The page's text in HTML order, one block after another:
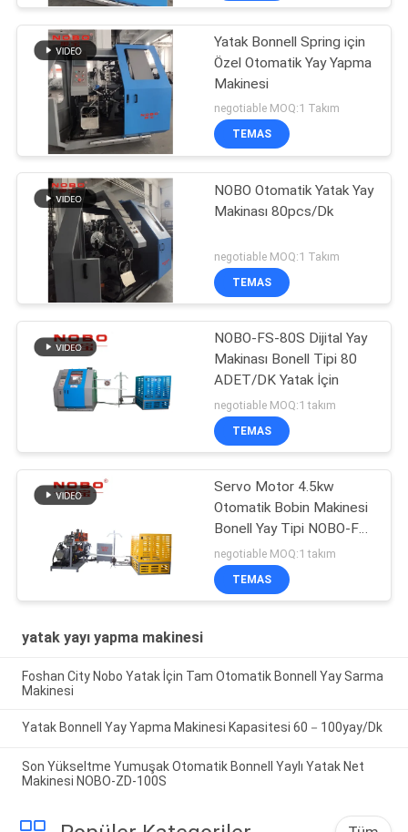
Yatak Bonnell Spring için
Özel Otomatik Yay Yapma
Makinesi
negotiable MOQ:1 Takım
TEMAS
NOBO Otomatik Yatak Yay
Makinası 80pcs/Dk
negotiable MOQ:1 Takım
TEMAS
NOBO-FS-80S Dijital Yay
Makinası Bonell Tipi 80
ADET/DK Yatak İçin
negotiable MOQ:1 takım
TEMAS
Servo Motor 4.5kw
Otomatik Bobin Makinesi
Bonell Yay Tipi NOBO-FS-
65
negotiable MOQ:1 takım
TEMAS
yatak yayı yapma makinesi
Foshan City Nobo Yatak İçin Tam Otomatik Bonnell Yay Sarma
Makinesi
Yatak Bonnell Yay Yapma Makinesi Kapasitesi 60－100yay/Dk
Son Yükseltme Yumuşak Otomatik Bonnell Yaylı Yatak Net
Makinesi NOBO-ZD-100S